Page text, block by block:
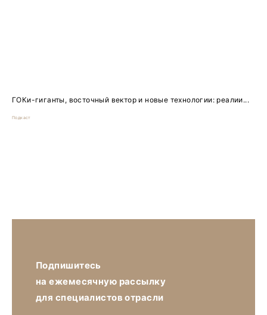
ГОКи-гиганты, восточный вектор и новые технологии: реалии...
Подкаст
Подпишитесь
на ежемесячную рассылку
для специалистов отрасли